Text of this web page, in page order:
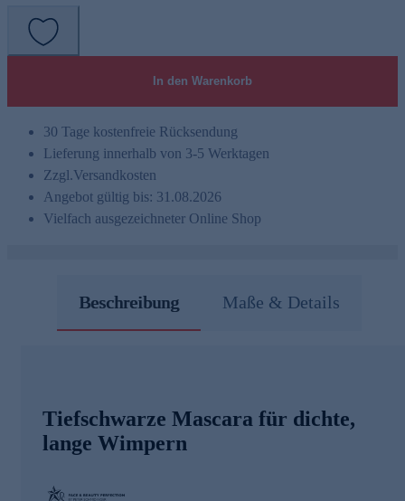
In den Warenkorb
30 Tage kostenfreie Rücksendung
Lieferung innerhalb von 3-5 Werktagen
Zzgl.Versandkosten
Angebot gültig bis: 31.08.2026
Vielfach ausgezeichneter Online Shop
Beschreibung Maße & Details
Tiefschwarze Mascara für dichte,
lange Wimpern